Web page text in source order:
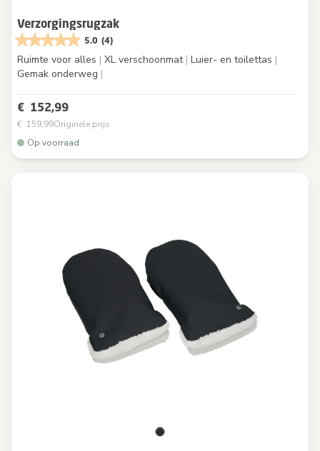
Verzorgingsrugzak
5.0 (4)
Ruimte voor alles | XL verschoonmat | Luier- en toilettas |
Gemak onderweg |
€ 152,99
€ 159,99Originele prijs
Op voorraad